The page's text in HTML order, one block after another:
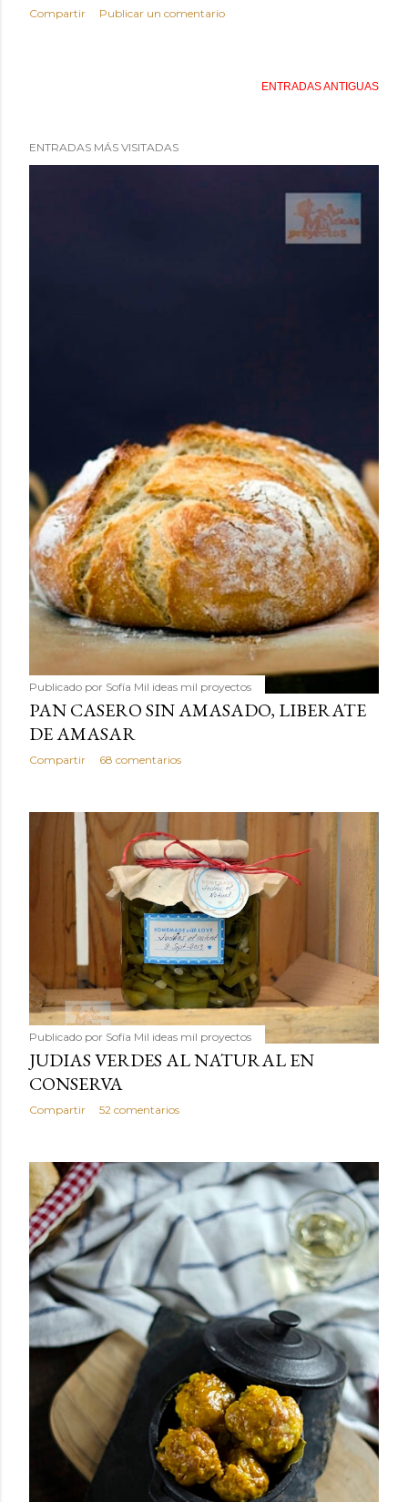
Compartir Publicar un comentario
ENTRADAS ANTIGUAS
ENTRADAS MÁS VISITADAS
Publicado por Sofía Mil ideas mil proyectos
PAN CASERO SIN AMASADO, LIBERATE
DE AMASAR
Compartir 68 comentarios
Publicado por Sofía Mil ideas mil proyectos
JUDIAS VERDES AL NATURAL EN
CONSERVA
Compartir 52 comentarios